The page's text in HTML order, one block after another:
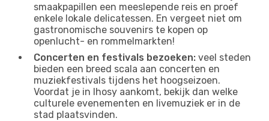
smaakpapillen een meeslepende reis en proef
enkele lokale delicatessen. En vergeet niet om
gastronomische souvenirs te kopen op
openlucht- en rommelmarkten!
Concerten en festivals bezoeken: veel steden
bieden een breed scala aan concerten en
muziekfestivals tijdens het hoogseizoen.
Voordat je in Ihosy aankomt, bekijk dan welke
culturele evenementen en livemuziek er in de
stad plaatsvinden.